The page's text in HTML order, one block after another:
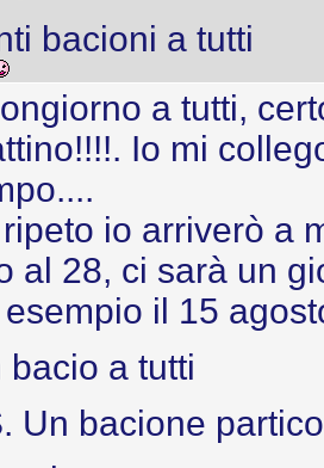
bacioni a tutti
a tutti,
Io mi
io arriverò a
al 28, ci sarà un
il 15
bacio a tutti
Un bacione